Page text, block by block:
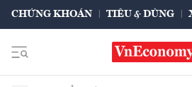
CHỨNG KHOÁN TIÊU & DÙNG